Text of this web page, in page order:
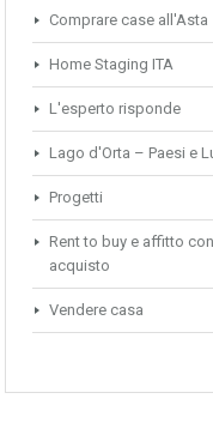
Comprare case all'Asta
Home Staging ITA
L'esperto risponde
Lago d'Orta – Paesi e
Progetti
Rent to buy e affitto
acquisto
Vendere casa